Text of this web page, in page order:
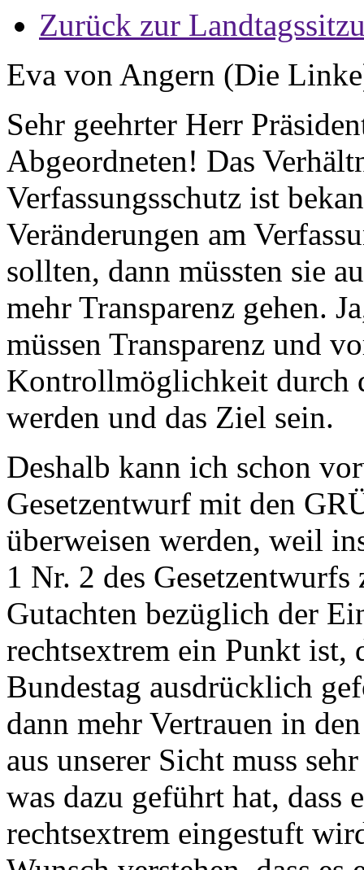
Zurück zur
Eva von Angern (Die
Sehr geehrter Herr
Abgeordneten! Das
Verfassungsschutz ist
Veränderungen am
sollten, dann müssten sie
mehr Transparenz gehen.
müssen Transparenz und
Kontrollmöglichkeit durch
werden und das Ziel sein.
Deshalb kann ich schon
Gesetzentwurf mit den
überweisen werden, weil
1 Nr. 2 des
Gutachten bezüglich der
rechtsextrem ein Punkt
Bundestag ausdrücklich
dann mehr Vertrauen in
aus unserer Sicht muss
was dazu geführt hat, dass
rechtsextrem eingestuft